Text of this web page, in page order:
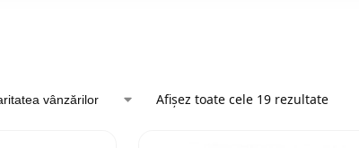
Afișez toate cele 19 rezultate